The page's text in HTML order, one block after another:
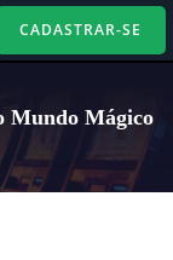
CADASTRAR-SE
Mundo Mágico